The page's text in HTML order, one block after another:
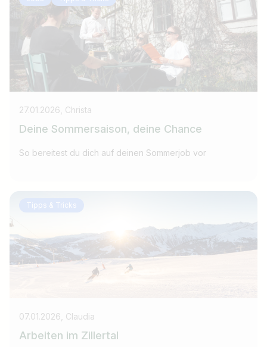
27.01.2026, Christa
Deine Sommersaison, deine Chance
So bereitest du dich auf deinen Sommerjob vor
Tipps & Tricks
07.01.2026, Claudia
Arbeiten im Zillertal